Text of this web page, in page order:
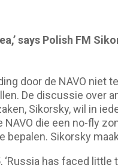
says Polish FM
door de NAVO niet
De discussie over
Sikorsky, wil in
die een no-fly
bepalen. Sikorsky
has faced